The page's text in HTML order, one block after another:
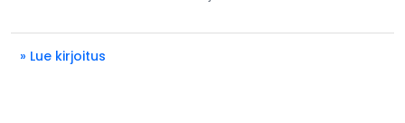
» Lue kirjoitus